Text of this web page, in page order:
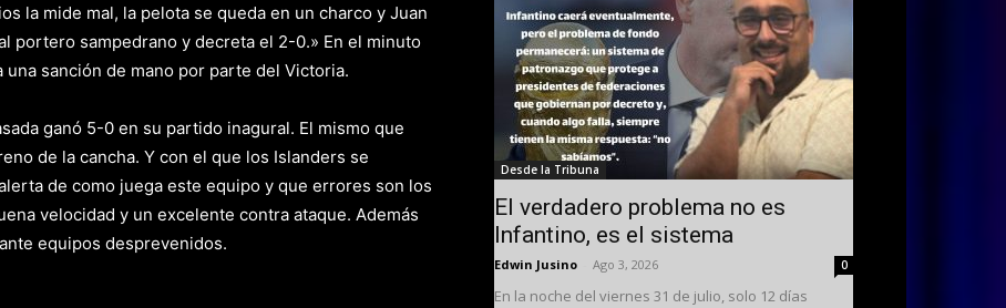
la mide mal, la pelota se queda en un charco y Juan
portero sampedrano y decreta el 2-0.» En el minuto
sanción de mano por parte del Victoria.
ganó 5-0 en su partido inagural. El mismo que
de la cancha. Y con el que los Islanders se
de como juega este equipo y que errores son los
velocidad y un excelente contra ataque. Además
equipos desprevenidos.
Desde la Tribuna
El verdadero problema no es
Infantino, es el sistema
Edwin Jusino Ago 3, 2026 0
En la noche del viernes 31 de julio, solo 12 días